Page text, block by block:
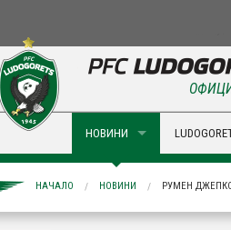
НОВИНИ
НАЧАЛО НОВИНИ РУМЕН